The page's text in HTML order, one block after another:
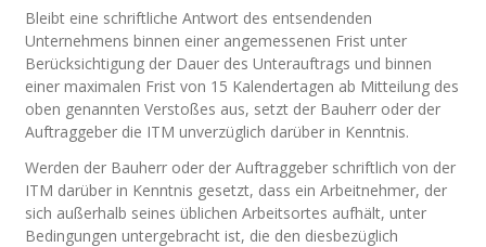
Bleibt eine schriftliche Antwort des entsendenden
Unternehmens binnen einer angemessenen Frist unter
Berücksichtigung der Dauer des Unterauftrags und binnen
einer maximalen Frist von 15 Kalendertagen ab Mitteilung des
oben genannten Verstoßes aus, setzt der Bauherr oder der
Auftraggeber die ITM unverzüglich darüber in Kenntnis.
Werden der Bauherr oder der Auftraggeber schriftlich von der
ITM darüber in Kenntnis gesetzt, dass ein Arbeitnehmer, der
sich außerhalb seines üblichen Arbeitsortes aufhält, unter
Bedingungen untergebracht ist, die den diesbezüglich